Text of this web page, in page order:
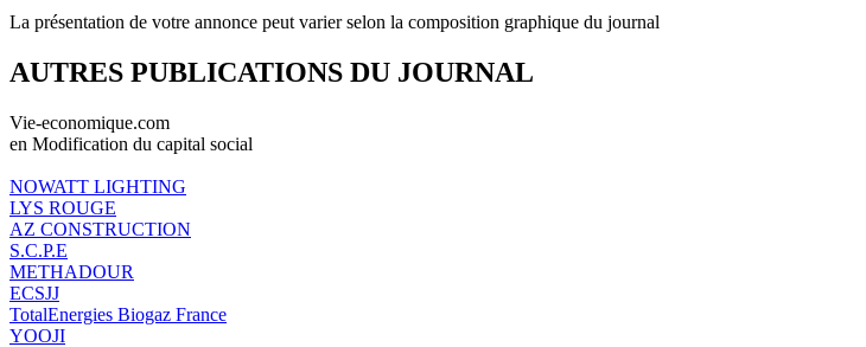
La présentation de votre annonce peut varier selon la composition graphique du journal
AUTRES PUBLICATIONS DU JOURNAL
Vie-economique.com
en Modification du capital social
NOWATT LIGHTING
LYS ROUGE
AZ CONSTRUCTION
S.C.P.E
METHADOUR
ECSJJ
TotalEnergies Biogaz France
YOOJI